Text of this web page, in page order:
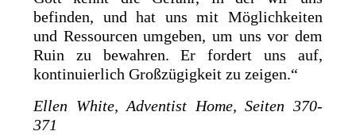
befinden, und hat uns mit Möglichkeiten
und Ressourcen umgeben, um uns vor dem
Ruin zu bewahren. Er fordert uns auf,
kontinuierlich Großzügigkeit zu zeigen.“
Ellen White, Adventist Home, Seiten 370-
371